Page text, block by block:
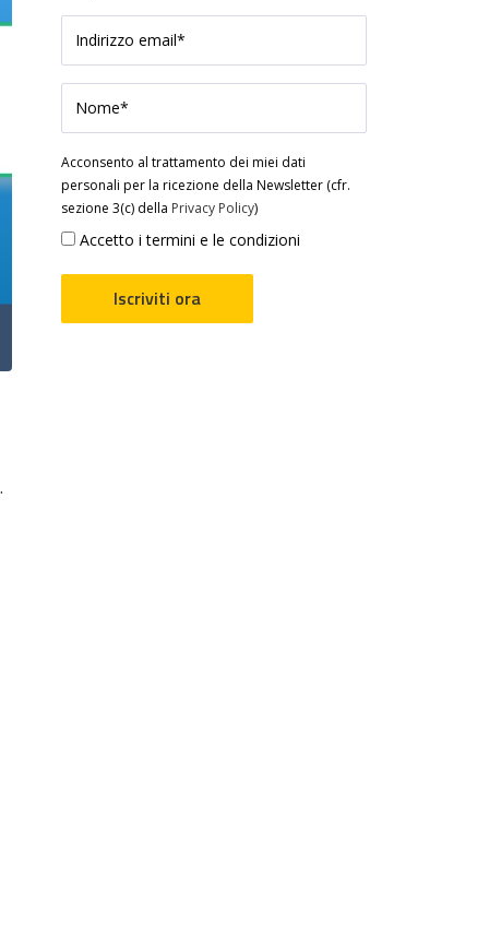
Acconsento al trattamento dei miei dati
personali per la ricezione della Newsletter (cfr.
sezione 3(c) della Privacy Policy)
Accetto i termini e le condizioni